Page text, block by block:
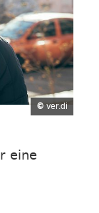
© ver.di
eine